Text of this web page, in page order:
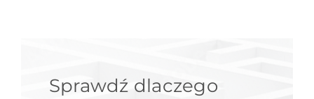
Sprawdź dlaczego